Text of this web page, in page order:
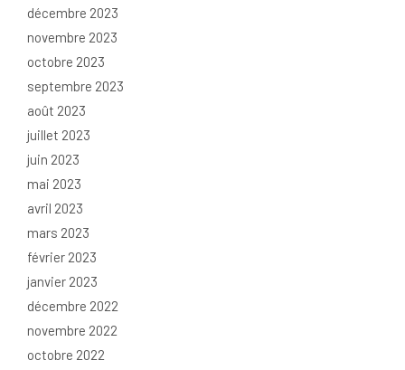
décembre 2023
novembre 2023
octobre 2023
septembre 2023
août 2023
juillet 2023
juin 2023
mai 2023
avril 2023
mars 2023
février 2023
janvier 2023
décembre 2022
novembre 2022
octobre 2022